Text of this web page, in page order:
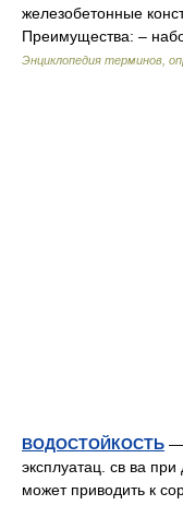
железобетонные
Преимущества: –
Энциклопедия терминов,
ВОДОСТОЙКОСТЬ —
эксплуатац. св ва
может приводить к